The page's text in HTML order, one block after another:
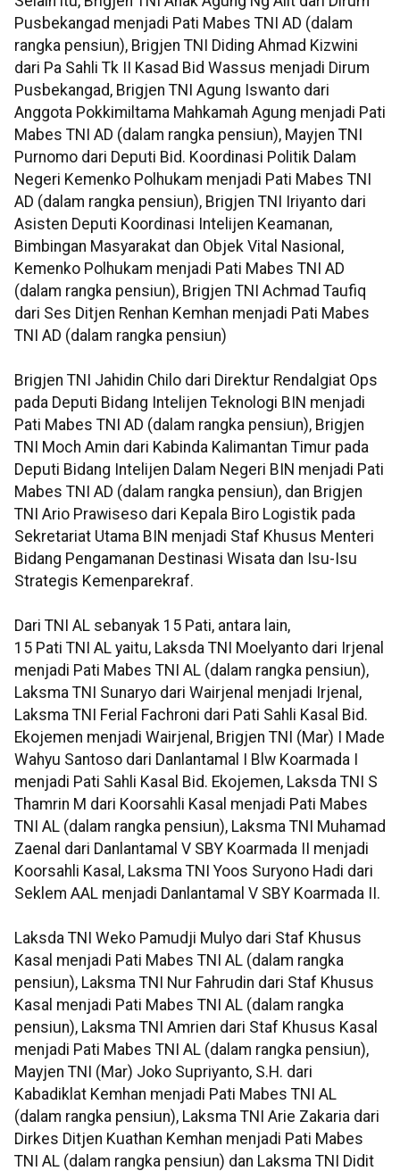
Pusbekangad menjadi Pati Mabes TNI AD (dalam
rangka pensiun), Brigjen TNI Diding Ahmad Kizwini
dari Pa Sahli Tk II Kasad Bid Wassus menjadi Dirum
Pusbekangad, Brigjen TNI Agung Iswanto dari
Anggota Pokkimiltama Mahkamah Agung menjadi Pati
Mabes TNI AD (dalam rangka pensiun), Mayjen TNI
Purnomo dari Deputi Bid. Koordinasi Politik Dalam
Negeri Kemenko Polhukam menjadi Pati Mabes TNI
AD (dalam rangka pensiun), Brigjen TNI Iriyanto dari
Asisten Deputi Koordinasi Intelijen Keamanan,
Bimbingan Masyarakat dan Objek Vital Nasional,
Kemenko Polhukam menjadi Pati Mabes TNI AD
(dalam rangka pensiun), Brigjen TNI Achmad Taufiq
dari Ses Ditjen Renhan Kemhan menjadi Pati Mabes
TNI AD (dalam rangka pensiun)
Brigjen TNI Jahidin Chilo dari Direktur Rendalgiat Ops
pada Deputi Bidang Intelijen Teknologi BIN menjadi
Pati Mabes TNI AD (dalam rangka pensiun), Brigjen
TNI Moch Amin dari Kabinda Kalimantan Timur pada
Deputi Bidang Intelijen Dalam Negeri BIN menjadi Pati
Mabes TNI AD (dalam rangka pensiun), dan Brigjen
TNI Ario Prawiseso dari Kepala Biro Logistik pada
Sekretariat Utama BIN menjadi Staf Khusus Menteri
Bidang Pengamanan Destinasi Wisata dan Isu-Isu
Strategis Kemenparekraf.
Dari TNI AL sebanyak 15 Pati, antara lain,
15 Pati TNI AL yaitu, Laksda TNI Moelyanto dari Irjenal
menjadi Pati Mabes TNI AL (dalam rangka pensiun),
Laksma TNI Sunaryo dari Wairjenal menjadi Irjenal,
Laksma TNI Ferial Fachroni dari Pati Sahli Kasal Bid.
Ekojemen menjadi Wairjenal, Brigjen TNI (Mar) I Made
Wahyu Santoso dari Danlantamal I Blw Koarmada I
menjadi Pati Sahli Kasal Bid. Ekojemen, Laksda TNI S
Thamrin M dari Koorsahli Kasal menjadi Pati Mabes
TNI AL (dalam rangka pensiun), Laksma TNI Muhamad
Zaenal dari Danlantamal V SBY Koarmada II menjadi
Koorsahli Kasal, Laksma TNI Yoos Suryono Hadi dari
Seklem AAL menjadi Danlantamal V SBY Koarmada II.
Laksda TNI Weko Pamudji Mulyo dari Staf Khusus
Kasal menjadi Pati Mabes TNI AL (dalam rangka
pensiun), Laksma TNI Nur Fahrudin dari Staf Khusus
Kasal menjadi Pati Mabes TNI AL (dalam rangka
pensiun), Laksma TNI Amrien dari Staf Khusus Kasal
menjadi Pati Mabes TNI AL (dalam rangka pensiun),
Mayjen TNI (Mar) Joko Supriyanto, S.H. dari
Kabadiklat Kemhan menjadi Pati Mabes TNI AL
(dalam rangka pensiun), Laksma TNI Arie Zakaria dari
Dirkes Ditjen Kuathan Kemhan menjadi Pati Mabes
TNI AL (dalam rangka pensiun) dan Laksma TNI Didit